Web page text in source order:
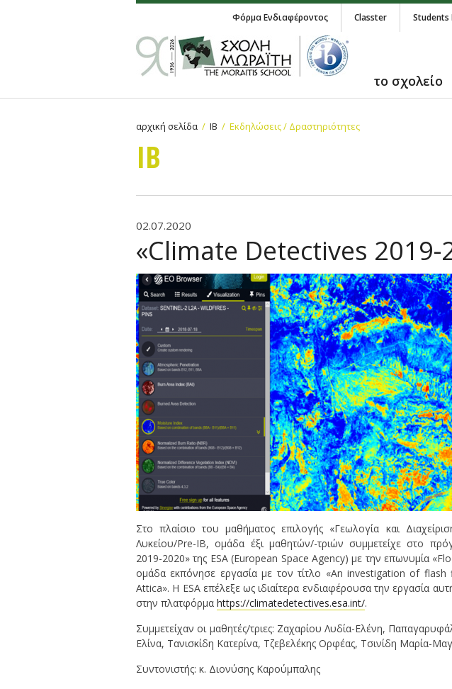
Φόρμα Ενδιαφέροντος Classter Students
το σχολείο
αρχική σελίδα IB Εκδηλώσεις / Δραστηριότητες
IB
02.07.2020
«Climate Detectives 2019-
Στο πλαίσιο του μαθήματος επιλογής «Γεωλογία και
Λυκείου/Pre-IB, ομάδα έξι μαθητών/-τριών συμμετείχε στο
2019-2020» της ESA (European Space Agency) με την επωνυμία
ομάδα εκπόνησε εργασία με τον τίτλο «An investigation of
Attica». Η ESA επέλεξε ως ιδιαίτερα ενδιαφέρουσα την εργασία
στην πλατφόρμα https://climatedetectives.esa.int/.
Συμμετείχαν οι μαθητές/τριες: Ζαχαρίου Λυδία-Ελένη,
Ελίνα, Τανισκίδη Κατερίνα, Τζεβελέκης Ορφέας, Τσινίδη Μαρία-
Συντονιστής: κ. Διονύσης Καρούμπαλης